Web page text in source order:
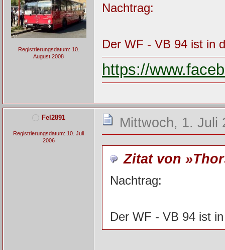
Registrierungsdatum: 10.
August 2008
Nachtrag:
Der WF - VB 94 ist in
https://
Fel2891
Registrierungsdatum: 10. Juli
2006
Mittwoch, 1. Juli
Zitat von
Nachtrag:
Der WF - VB 94 ist